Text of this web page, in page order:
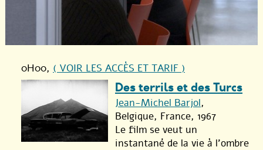
0H00, ( VOIR LES ACCÈS ET TARIF )
Des terrils et des Turcs
Jean-Michel Barjol,
Belgique, France, 1967
Le film se veut un
instantané de la vie à l’ombre